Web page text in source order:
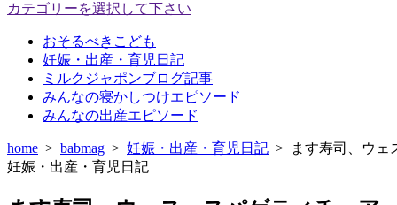
カテゴリーを選択して下さい
おそるべきこども
妊娠・出産・育児日記
ミルクジャポンブログ記事
みんなの寝かしつけエピソード
みんなの出産エピソード
home > babmag > 妊娠・出産・育児日記 >
ます寿司、ウェ
妊娠・出産・育児日記